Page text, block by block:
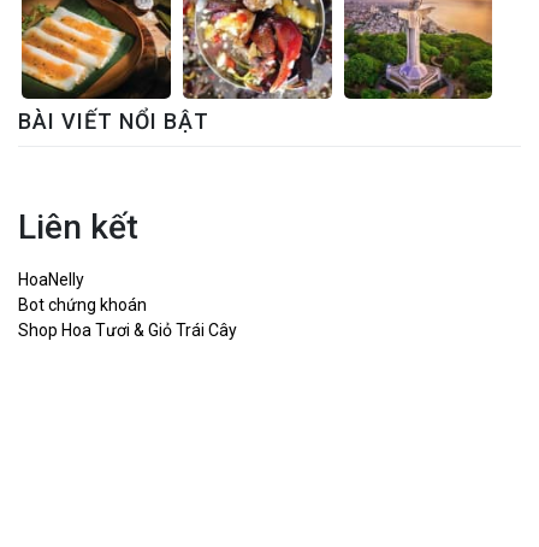
BÀI VIẾT NỔI BẬT
Liên kết
HoaNelly
Bot chứng khoán
Shop Hoa Tươi & Giỏ Trái Cây